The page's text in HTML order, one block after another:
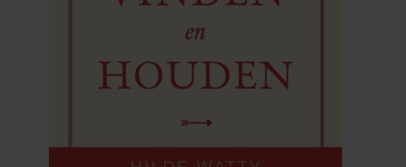
partners kunnen deze gegevens combineren met andere
verzameld op basis van uw gebruik van hun services. U